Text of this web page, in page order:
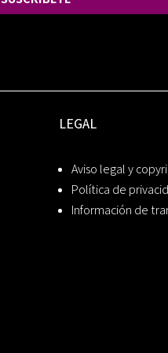
LEGAL
Aviso legal y
Política de
Información de